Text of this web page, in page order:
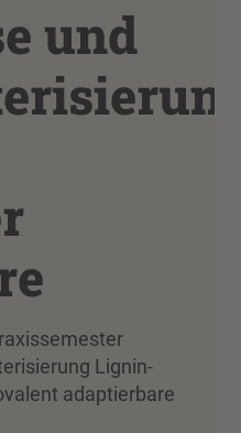
und
Lignin-
adaptierbare